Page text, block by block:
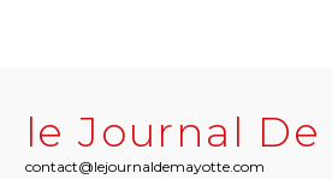
le Journal
contact@lejournaldemayotte.com